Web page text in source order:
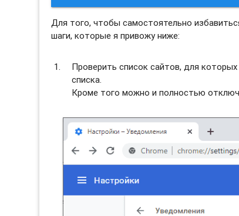
Для того, чтобы самостоятельно
шаги, которые я привожу ниже:
Проверить список сайтов, для
списка.
Кроме того можно и полностью